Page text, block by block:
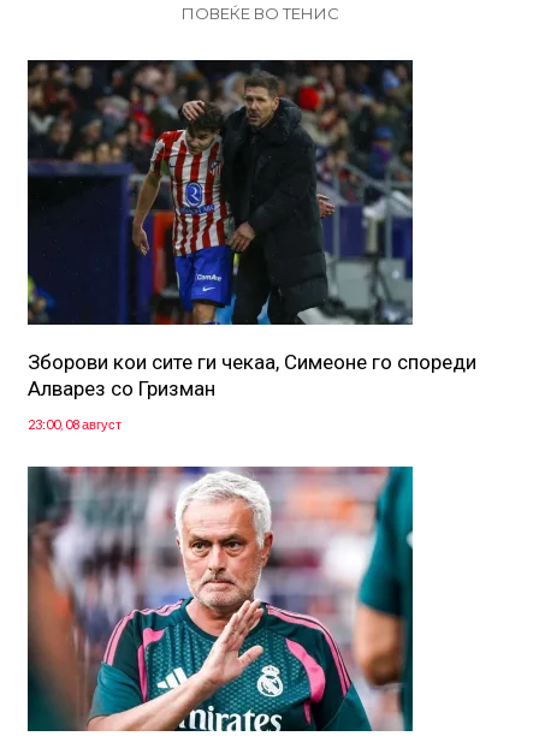
ПОВЕЌЕ ВО ТЕНИС
Зборови кои сите ги чекаа, Симеоне го спореди
Алварез со Гризман
23:00, 08 август